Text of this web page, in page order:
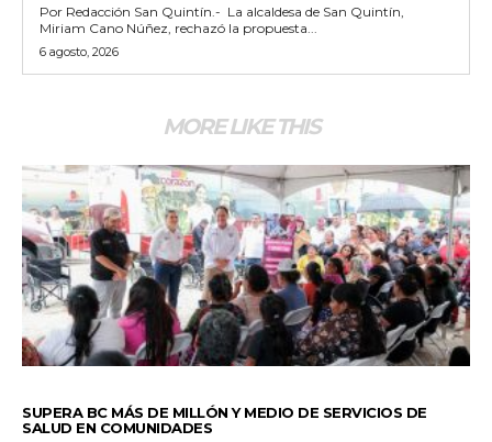
Por Redacción San Quintín.- La alcaldesa de San Quintín,
Miriam Cano Núñez, rechazó la propuesta...
6 agosto, 2026
MORE LIKE THIS
SUPERA BC MÁS DE MILLÓN Y MEDIO DE SERVICIOS DE
SALUD EN COMUNIDADES